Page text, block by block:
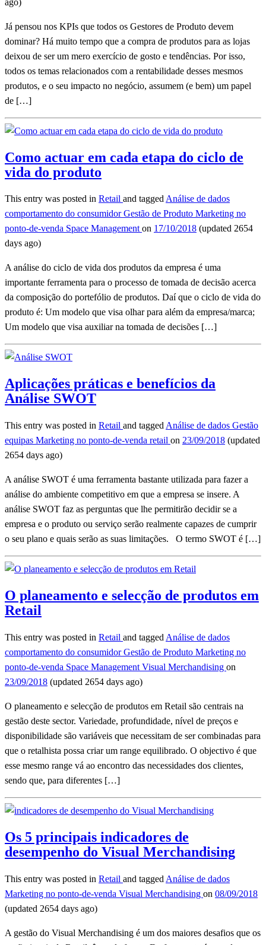
Já pensou nos KPIs que todos os Gestores de Produto devem
dominar? Há muito tempo que a compra de produtos para as lojas
deixou de ser um mero exercício de gosto e tendências. Por isso,
todos os temas relacionados com a rentabilidade desses mesmos
produtos, e o seu impacto no negócio, assumem (e bem) um papel
de […]
Como actuar em cada etapa do ciclo de
vida do produto
This entry was posted in Retail and taggedAnálise de dados
comportamento do consumidorGestão de Produto Marketing no
ponto-de-venda Space Managementon 17/10/2018 (updated 2654
days ago)
A análise do ciclo de vida dos produtos da empresa é uma
importante ferramenta para o processo de tomada de decisão acerca
da composição do portefólio de produtos. Daí que o ciclo de vida do
produto é: Um modelo que visa olhar para além da empresa/marca;
Um modelo que visa auxiliar na tomada de decisões […]
Aplicações práticas e benefícios da
Análise SWOT
This entry was posted in Retail and tagged Análise de dados Gestão
equipas Marketing no ponto-de-venda retail on 23/09/2018 (updated
2654 days ago)
A análise SWOT é uma ferramenta bastante utilizada para fazer a
análise do ambiente competitivo em que a empresa se insere. A
análise SWOT faz as perguntas que lhe permitirão decidir se a
empresa e o produto ou serviço serão realmente capazes de cumprir
o seu plano e quais serão as suas limitações. O termo SWOT é […]
O planeamento e selecção de produtos em
Retail
This entry was posted in Retail and tagged Análise de dados
comportamento do consumidorGestão de Produto Marketing no
ponto-de-venda Space Management Visual Merchandising on
23/09/2018 (updated 2654 days ago)
O planeamento e selecção de produtos em Retail são centrais na
gestão deste sector. Variedade, profundidade, nível de preços e
disponibilidade são variáveis que necessitam de ser combinadas para
que o retalhista possa criar um range equilibrado. O objectivo é que
esse mesmo range vá ao encontro das necessidades dos clientes,
sendo que, para diferentes […]
Os 5 principais indicadores de
desempenho do Visual Merchandising
This entry was posted in Retail and tagged Análise de dados
Marketing no ponto-de-venda Visual Merchandising on 08/09/2018
(updated 2654 days ago)
A gestão do Visual Merchandising é um dos maiores desafios que os